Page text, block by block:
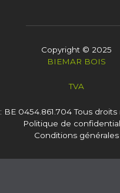
Copyright © 2025
BIEMAR BOIS
TVA
: BE 0454.861.704Tous droits
Politique de
Conditions générales